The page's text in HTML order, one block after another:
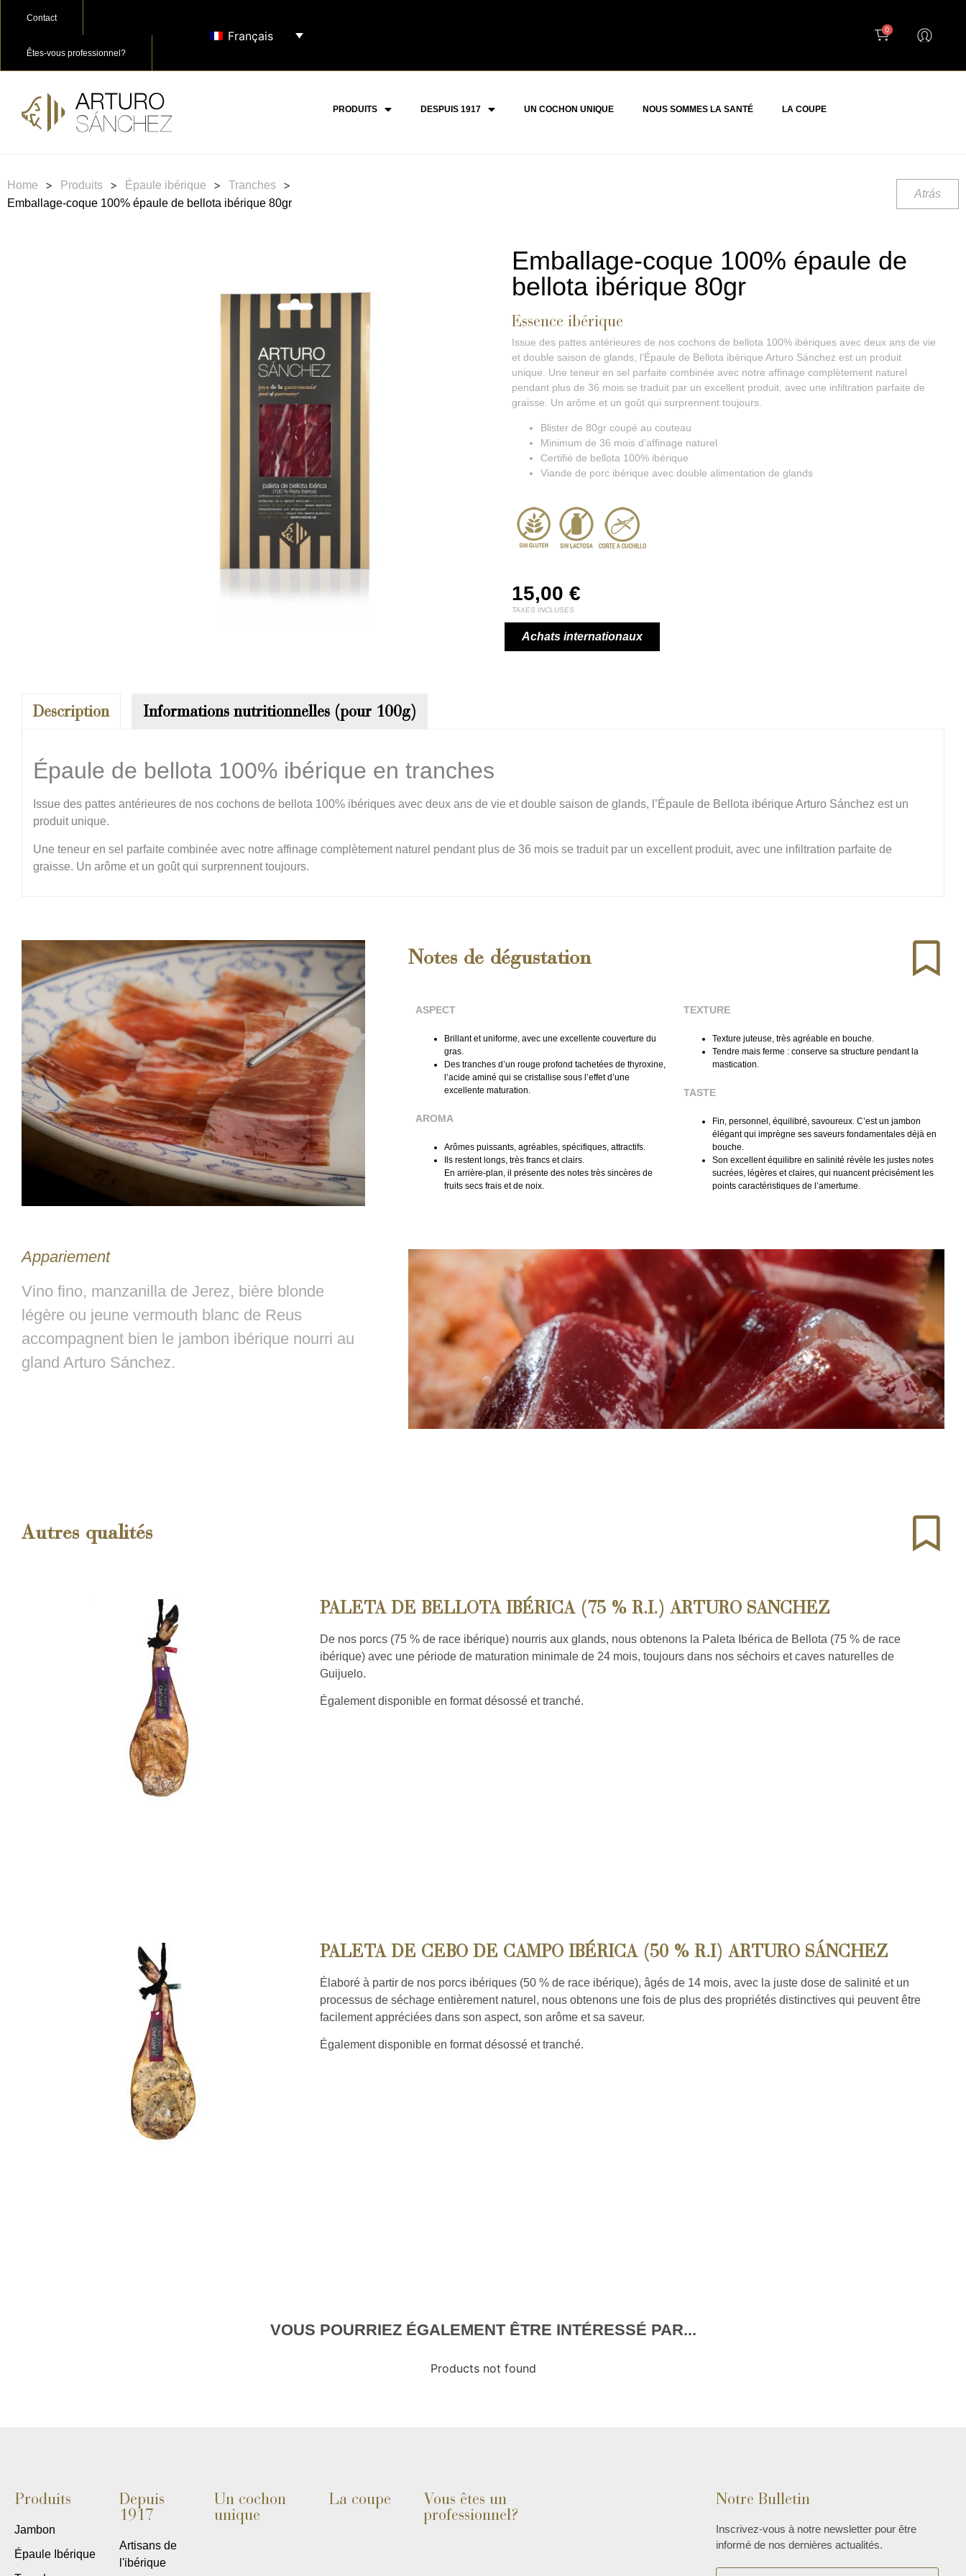
Contact
Êtes-vous professionnel?
Français 0
PRODUITS DESPUIS 1917 UN COCHON UNIQUE NOUS SOMMES LA SANTÉ LA COUPE
Home > Produits > Épaule ibérique > Tranches >
Emballage-coque 100% épaule de bellota ibérique 80gr
Atrás
Emballage-coque 100% épaule de
bellota ibérique 80gr
Essence ibérique
Issue des pattes antérieures de nos cochons de bellota 100% ibériques avec deux ans de vie
et double saison de glands, l’Épaule de Bellota ibérique Arturo Sánchez est un produit
unique. Une teneur en sel parfaite combinée avec notre affinage complètement naturel
pendant plus de 36 mois se traduit par un excellent produit, avec une infiltration parfaite de
graisse. Un arôme et un goût qui surprennent toujours.
Blister de 80gr coupé au couteau
Minimum de 36 mois d’affinage naturel
Certifié de bellota 100% ibérique
Viande de porc ibérique avec double alimentation de glands
15,00 €
TAXES INCLUSES
Achats internationaux
Description Informations nutritionnelles (pour 100g)
Épaule de bellota 100% ibérique en tranches
Issue des pattes antérieures de nos cochons de bellota 100% ibériques avec deux ans de vie et double saison de glands, l’Épaule de Bellota ibérique Arturo Sánchez est un
produit unique.
Une teneur en sel parfaite combinée avec notre affinage complètement naturel pendant plus de 36 mois se traduit par un excellent produit, avec une infiltration parfaite de
graisse. Un arôme et un goût qui surprennent toujours.
Notes de dégustation
ASPECT
Brillant et uniforme, avec une excellente couverture du
gras.
Des tranches d’un rouge profond tachetées de thyroxine,
l’acide aminé qui se cristallise sous l’effet d’une
excellente maturation.
AROMA
Arômes puissants, agréables, spécifiques, attractifs.
Ils restent longs, très francs et clairs.
En arrière-plan, il présente des notes très sincères de
fruits secs frais et de noix.
TEXTURE
Texture juteuse, très agréable en bouche.
Tendre mais ferme : conserve sa structure pendant la
mastication.
TASTE
Fin, personnel, équilibré, savoureux. C’est un jambon
élégant qui imprègne ses saveurs fondamentales déjà en
bouche.
Son excellent équilibre en salinité révèle les justes notes
sucrées, légères et claires, qui nuancent précisément les
points caractéristiques de l’amertume.
Appariement
Vino fino, manzanilla de Jerez, bière blonde
légère ou jeune vermouth blanc de Reus
accompagnent bien le jambon ibérique nourri au
gland Arturo Sánchez.
Autres qualités
PALETA DE BELLOTA IBÉRICA (75 % R.I.) ARTURO SANCHEZ
De nos porcs (75 % de race ibérique) nourris aux glands, nous obtenons la Paleta Ibérica de Bellota (75 % de race
ibérique) avec une période de maturation minimale de 24 mois, toujours dans nos séchoirs et caves naturelles de
Guijuelo.
Également disponible en format désossé et tranché.
PALETA DE CEBO DE CAMPO IBÉRICA (50 % R.I) ARTURO SÁNCHEZ
Élaboré à partir de nos porcs ibériques (50 % de race ibérique), âgés de 14 mois, avec la juste dose de salinité et un
processus de séchage entièrement naturel, nous obtenons une fois de plus des propriétés distinctives qui peuvent être
facilement appréciées dans son aspect, son arôme et sa saveur.
Également disponible en format désossé et tranché.
VOUS POURRIEZ ÉGALEMENT ÊTRE INTÉRESSÉ PAR...
Products not found
Produits
Jambon
Épaule Ibérique
Depuis
1917
Artisans de
l'ibérique
Un cochon
unique
La coupe
Vous êtes un
professionnel?
Notre Bulletin
Inscrivez-vous à notre newsletter pour être
informé de nos dernières actualités.